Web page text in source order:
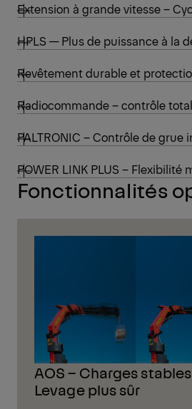
Extension à grande vitesse –
HPLS — Plus de puissance à la
Revêtement durable et
Radiocommande – contrôle total
PALTRONIC – Contrôle de grue
POWER LINK PLUS – Flexibilité
Fonctionnalités
AOS – Charges
Levage plus sûr